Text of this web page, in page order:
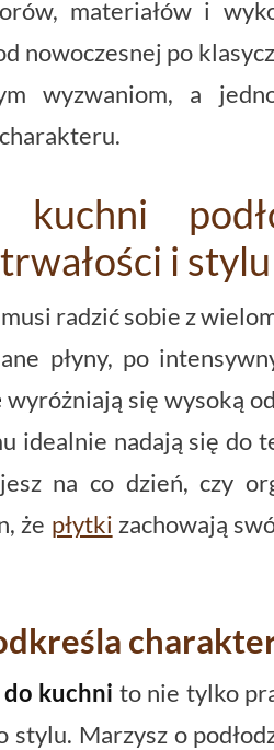
materiałów i
nowoczesnej po
wyzwaniom, a
kuchni
i stylu
musi radzić sobie z
płyny, po
wyróżniają się wysoką
idealnie nadają się do
na co dzień, czy
że płytki zachowają
do kuchni to nie tylko
stylu. Marzysz o